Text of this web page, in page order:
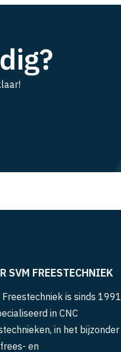
SVM FREESTECHNIEK
Freestechniek is sinds 1991
in CNC
in het bijzonder
en